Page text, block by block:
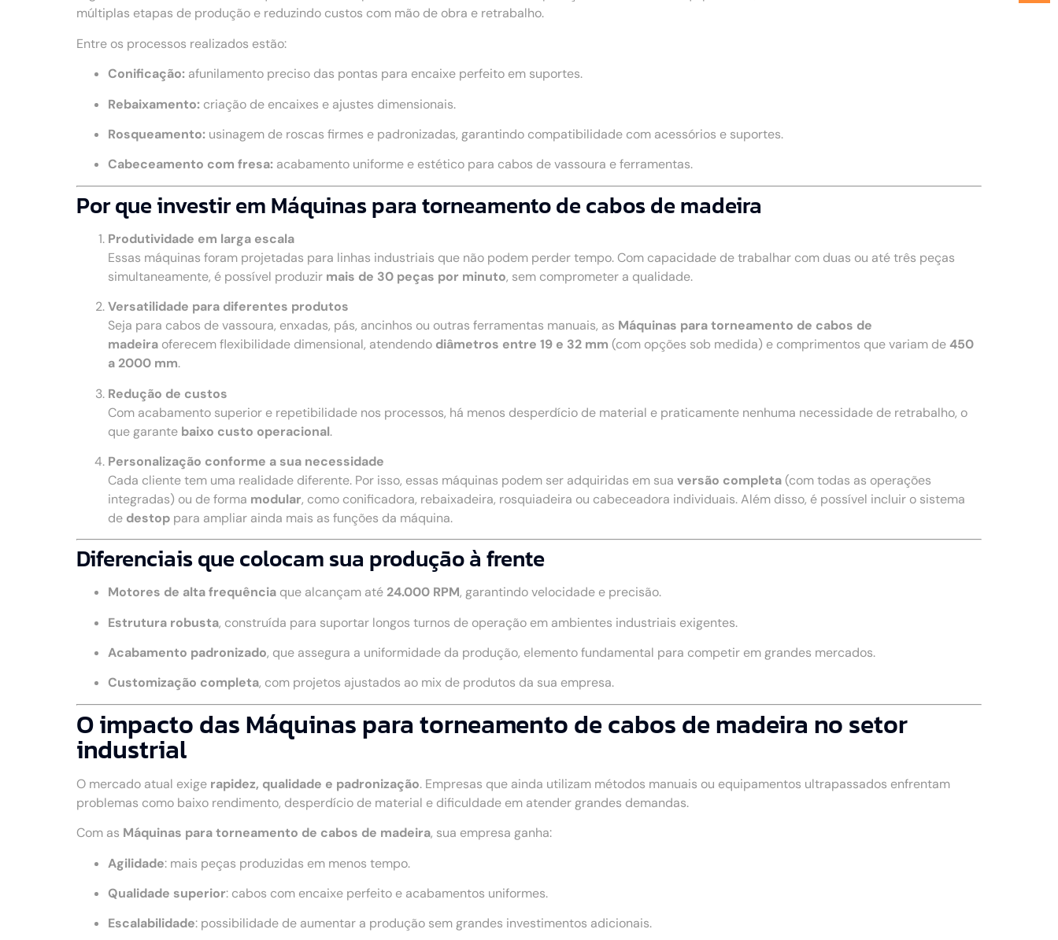
múltiplas etapas de produção e reduzindo custos com mão de obra e retrabalho.
Entre os processos realizados estão:
Conificação: afunilamento preciso das pontas para encaixe perfeito em suportes.
Rebaixamento: criação de encaixes e ajustes dimensionais.
Rosqueamento: usinagem de roscas firmes e padronizadas, garantindo compatibilidade com acessórios e suportes.
Cabeceamento com fresa: acabamento uniforme e estético para cabos de vassoura e ferramentas.
Por que investir em Máquinas para torneamento de cabos de madeira
Produtividade em larga escala
Essas máquinas foram projetadas para linhas industriais que não podem perder tempo. Com capacidade de trabalhar com duas ou até três peças
simultaneamente, é possível produzir mais de 30 peças por minuto, sem comprometer a qualidade.
Versatilidade para diferentes produtos
Seja para cabos de vassoura, enxadas, pás, ancinhos ou outras ferramentas manuais, as Máquinas para torneamento de cabos de
madeira oferecem flexibilidade dimensional, atendendo diâmetros entre 19 e 32 mm (com opções sob medida) e comprimentos que variam de450
a 2000 mm.
Redução de custos
Com acabamento superior e repetibilidade nos processos, há menos desperdício de material e praticamente nenhuma necessidade de retrabalho, o
que garante baixo custo operacional.
Personalização conforme a sua necessidade
Cada cliente tem uma realidade diferente. Por isso, essas máquinas podem ser adquiridas em sua versão completa (com todas as operações
integradas) ou de forma modular, como conificadora, rebaixadeira, rosquiadeira ou cabeceadora individuais. Além disso, é possível incluir o sistema
de destop para ampliar ainda mais as funções da máquina.
Diferenciais que colocam sua produção à frente
Motores de alta frequência que alcançam até 24.000 RPM, garantindo velocidade e precisão.
Estrutura robusta, construída para suportar longos turnos de operação em ambientes industriais exigentes.
Acabamento padronizado, que assegura a uniformidade da produção, elemento fundamental para competir em grandes mercados.
Customização completa, com projetos ajustados ao mix de produtos da sua empresa.
O impacto das Máquinas para torneamento de cabos de madeira no setor
industrial
O mercado atual exige rapidez, qualidade e padronização. Empresas que ainda utilizam métodos manuais ou equipamentos ultrapassados enfrentam
problemas como baixo rendimento, desperdício de material e dificuldade em atender grandes demandas.
Com as Máquinas para torneamento de cabos de madeira, sua empresa ganha:
Agilidade: mais peças produzidas em menos tempo.
Qualidade superior: cabos com encaixe perfeito e acabamentos uniformes.
Escalabilidade: possibilidade de aumentar a produção sem grandes investimentos adicionais.